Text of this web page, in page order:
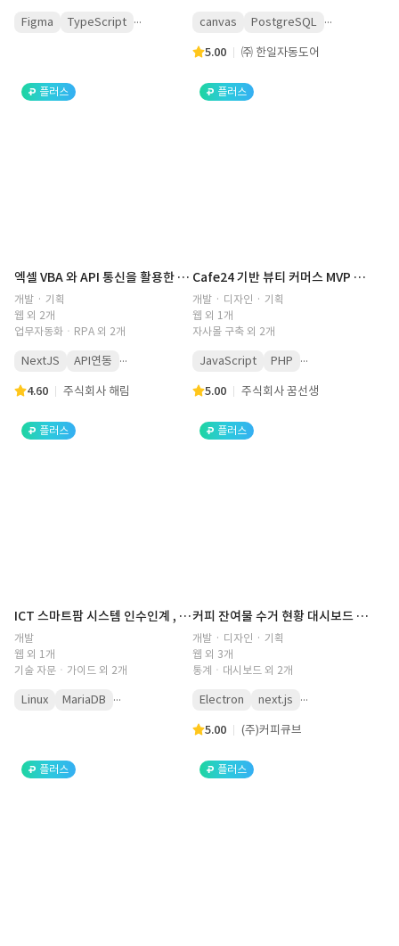
Figma TypeScript ... canvas PostgreSQL ...
5.00 ㈜ 한일자동도어
플러스
엑셀 VBA 와 API 통신을 활용한 보고서 자동화 및 통계 사이트 구축
개발 · 기획
웹 외 2개
업무자동화ㆍRPA 외 2개
NextJS API연동 ...
4.60 주식회사 해림
플러스
Cafe24 기반 뷰티 커머스 MVP 구축
개발 · 디자인 · 기획
웹 외 1개
자사몰 구축 외 2개
JavaScript PHP ...
5.00 주식회사 꿈선생
플러스
ICT 스마트팜 시스템 인수인계 , 자료이관, 안전성 보장 시스템 구축
개발
웹 외 1개
기술 자문ㆍ가이드 외 2개
Linux MariaDB ...
플러스
커피 잔여물 수거 현황 대시보드 개발의 건 ( 커피수거, ERP, 대시보드, 차트, 현황판 )
개발 · 디자인 · 기획
웹 외 3개
통계ㆍ대시보드 외 2개
Electron next.js ...
5.00 (주)커피큐브
플러스 플러스